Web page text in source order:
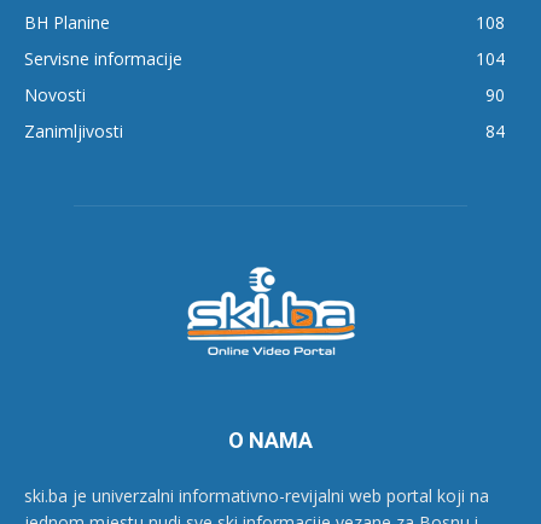
BH Planine
108
Servisne informacije
104
Novosti
90
Zanimljivosti
84
O NAMA
ski.ba je univerzalni informativno-revijalni web portal koji na